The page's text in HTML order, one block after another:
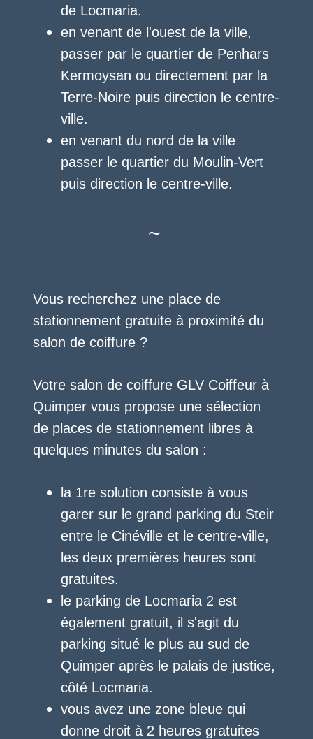
de Locmaria.
en venant de l'ouest de la ville,
passer par le quartier de Penhars
Kermoysan ou directement par la
Terre-Noire puis direction le centre-
ville.
en venant du nord de la ville
passer le quartier du Moulin-Vert
puis direction le centre-ville.
~
Vous recherchez une place de
stationnement gratuite à proximité du
salon de coiffure ?
Votre salon de coiffure GLV Coiffeur à
Quimper vous propose une sélection
de places de stationnement libres à
quelques minutes du salon :
la 1re solution consiste à vous
garer sur le grand parking du Steir
entre le Cinéville et le centre-ville,
les deux premières heures sont
gratuites.
le parking de Locmaria 2 est
également gratuit, il s'agit du
parking situé le plus au sud de
Quimper après le palais de justice,
côté Locmaria.
vous avez une zone bleue qui
donne droit à 2 heures gratuites